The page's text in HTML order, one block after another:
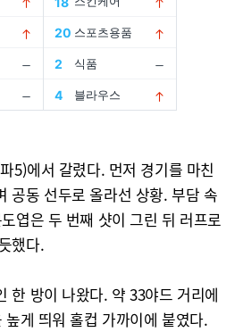
5)에서 갈렸다. 먼저 경기를 마친
공동 선두로 올라선 상황. 부담 속
엽은 두 번째 샷이 그린 뒤 러프로
했다.
한 방이 나왔다. 약 33야드 거리에
게 띄워 홀컵 가까이에 붙였다.